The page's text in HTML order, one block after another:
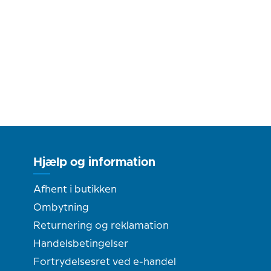
Hjælp og information
Afhent i butikken
Ombytning
Returnering og reklamation
Handelsbetingelser
Fortrydelsesret ved e-handel